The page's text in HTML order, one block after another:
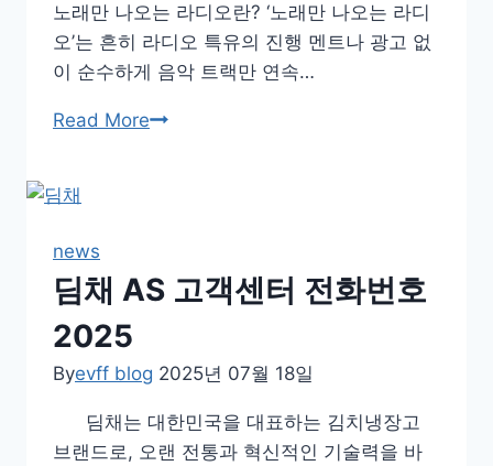
천
노래만 나오는 라디오란? ‘노래만 나오는 라디
오’는 흔히 라디오 특유의 진행 멘트나 광고 없
이 순수하게 음악 트랙만 연속…
Read More노
라
news
딤채 AS 고객센터 전화번호
2025
Byevff blog 2025년 07월 18일
딤채는 대한민국을 대표하는 김치냉장고
브랜드로, 오랜 전통과 혁신적인 기술력을 바